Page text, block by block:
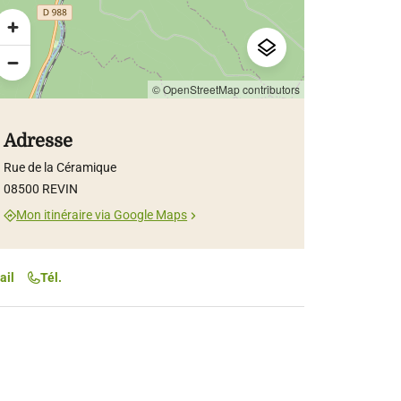
© OpenStreetMap contributors
Adresse
Rue de la Céramique
08500 REVIN
Mon itinéraire via Google Maps
Tél.